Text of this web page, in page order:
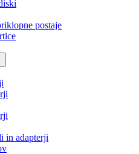
postaje
in adapterji